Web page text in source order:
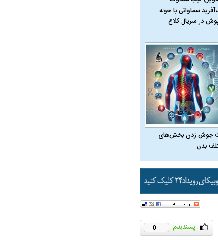
سماواتی با حوله
در سریال کلاغ
جوش زدن بخش‌های
بدن
0
حمله به کویت با
به فال و طالع‌بینی تاثیر استرس بر بدن